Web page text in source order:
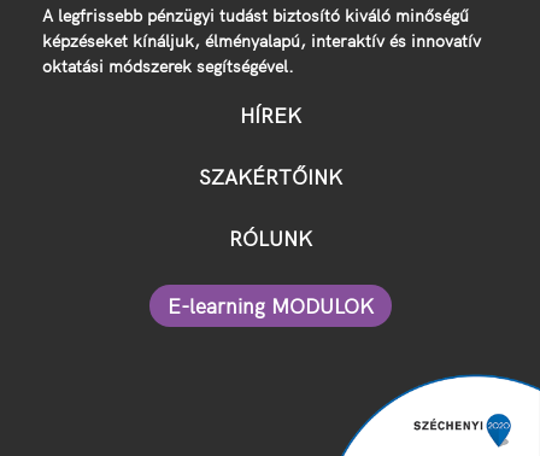
A legfrissebb pénzügyi tudást biztosító kiváló minőségű
képzéseket kínáljuk, élményalapú, interaktív és innovatív
oktatási módszerek segítségével.
HÍREK
SZAKÉRTŐINK
RÓLUNK
E-learning MODULOK